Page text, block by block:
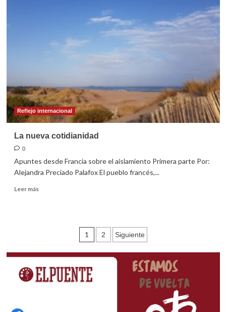
Reflejo internacional
La nueva cotidianidad
0
Apuntes desde Francia sobre el aislamiento Primera parte Por:
Alejandra Preciado Palafox El pueblo francés,...
Leer másLeer
Paginación
de
entradas
1 2 Siguiente